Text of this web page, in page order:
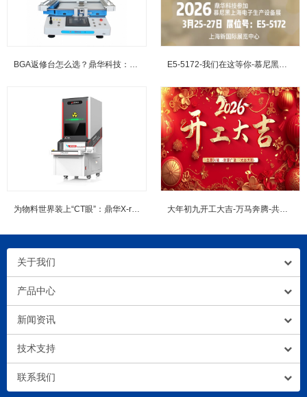
为物料世界装上“CT眼”：鼎华X-ray点料机如何重塑2026年的工... 大年初九开工大吉-万马奔腾-共赴新程
关于我们
产品中心
新闻资讯
技术支持
联系我们